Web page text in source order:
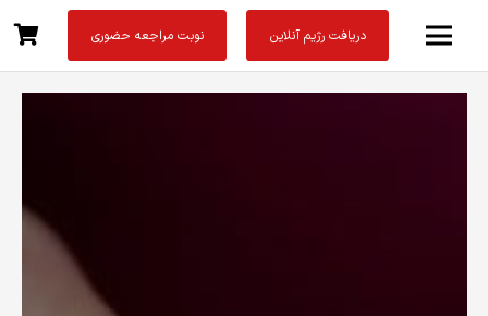
دریافت رژیم آنلاین نوبت مراجعه حضوری